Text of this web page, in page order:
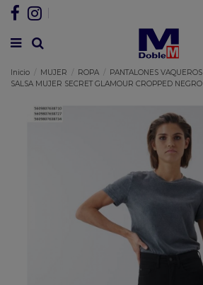
Inicio MUJER ROPA PANTALONES VAQUEROS
SALSA MUJER SECRET GLAMOUR CROPPED NEGRO